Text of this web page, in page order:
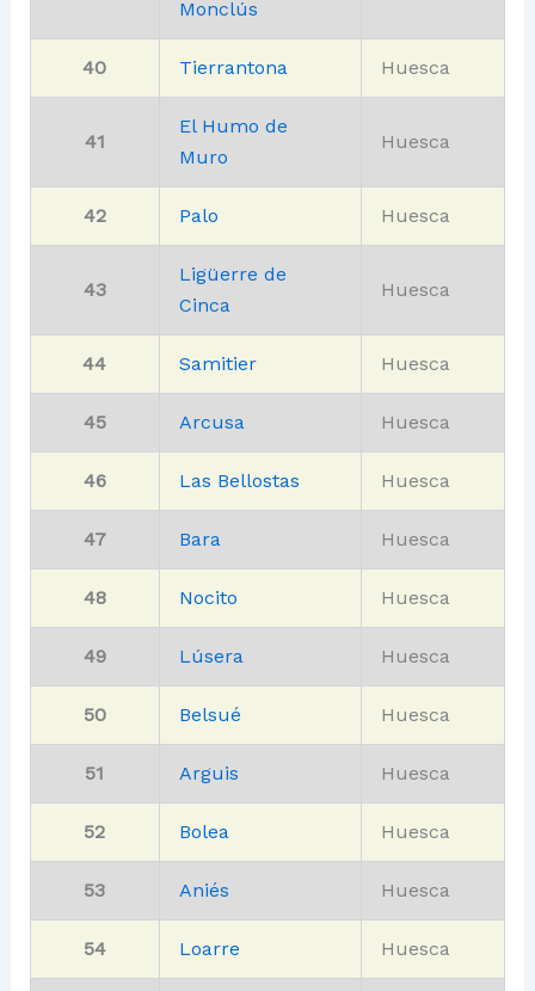
Monclús
40 Tierrantona Huesca
41
El Humo de
Muro
Huesca
42 Palo Huesca
43
Ligüerre de
Cinca
Huesca
44 Samitier Huesca
45 Arcusa Huesca
46 Las Bellostas Huesca
47 Bara Huesca
48 Nocito Huesca
49 Lúsera Huesca
50 Belsué Huesca
51 Arguis Huesca
52 Bolea Huesca
53 Aniés Huesca
54 Loarre Huesca